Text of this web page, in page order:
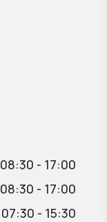
08:30 - 17:00
08:30 - 17:00
07:30 - 15:30